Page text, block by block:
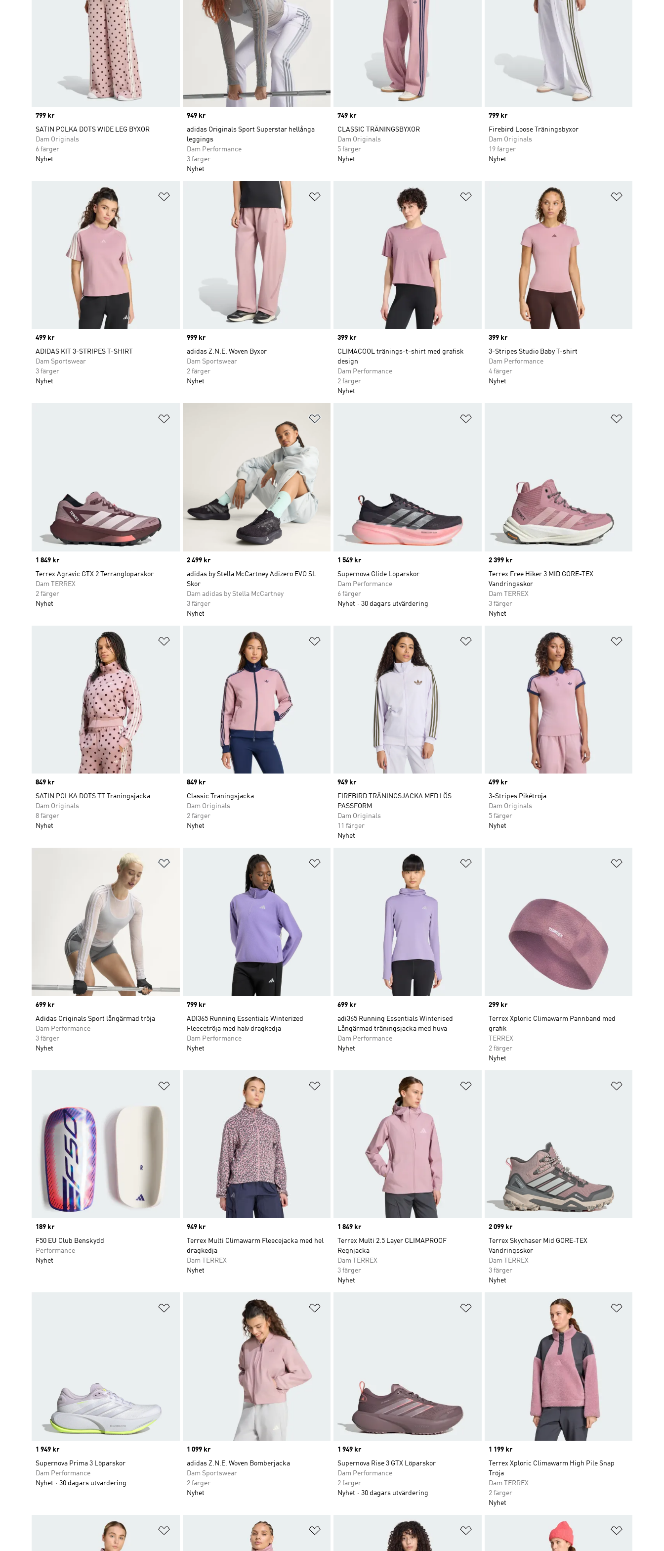
Price
799 kr
SATIN POLKA DOTS WIDE LEG BYXOR
Dam Originals
6 färger
Nyhet
Price
949 kr
adidas Originals Sport Superstar hellånga
leggings
Dam Performance
3 färger
Nyhet
Price
749 kr
CLASSIC TRÄNINGSBYXOR
Dam Originals
5 färger
Nyhet
Price
799 kr
Firebird Loose Träningsbyxor
Dam Originals
19 färger
Nyhet
Lägg till på önskelistan
Price
499 kr
ADIDAS KIT 3-STRIPES T-SHIRT
Dam Sportswear
3 färger
Nyhet
Lägg till på önskelistan
Price
999 kr
adidas Z.N.E. Woven Byxor
Dam Sportswear
2 färger
Nyhet
Lägg till på önskelistan
Price
399 kr
CLIMACOOL tränings-t-shirt med grafisk
design
Dam Performance
2 färger
Nyhet
Price
399 kr
3-Stripes Studio Baby T-shirt
Dam Performance
4 färger
Nyhet
Price
1 849 kr
Terrex Agravic GTX 2 Terränglöparskor
Dam TERREX
2 färger
Nyhet
Price
2 499 kr
adidas by Stella McCartney Adizero EVO SL
Skor
Dam adidas by Stella McCartney
3 färger
Nyhet
Price
1 549 kr
Supernova Glide Löparskor
Dam Performance
6 färger
Nyhet
30 dagars utvärdering
Price
2 399 kr
Terrex Free Hiker 3 MID GORE-TEX
Vandringsskor
Dam TERREX
3 färger
Nyhet
Lägg till på önskelistan
Price
849 kr
SATIN POLKA DOTS TT Träningsjacka
Dam Originals
8 färger
Nyhet
Lägg till på önskelistan
Price
849 kr
Classic Träningsjacka
Dam Originals
2 färger
Nyhet
Lägg till på önskelistan
Price
949 kr
FIREBIRD TRÄNINGSJACKA MED LÖS
PASSFORM
Dam Originals
11 färger
Nyhet
Price
499 kr
3-Stripes Pikétröja
Dam Originals
5 färger
Nyhet
Lägg till på önskelistan
Price
699 kr
Adidas Originals Sport långärmad tröja
Dam Performance
3 färger
Nyhet
Lägg till på önskelistan
Price
799 kr
ADI365 Running Essentials Winterized
Fleecetröja med halv dragkedja
Dam Performance
Nyhet
Price
699 kr
adi365 Running Essentials Winterised
Långärmad träningsjacka med huva
Dam Performance
Nyhet
Price
299 kr
Terrex Xploric Climawarm Pannband med
grafik
TERREX
2 färger
Nyhet
Lägg till på önskelistan
Price
189 kr
F50 EU Club Benskydd
Performance
Nyhet
Lägg till på önskelistan
Price
949 kr
Terrex Multi Climawarm Fleecejacka med hel
dragkedja
Dam TERREX
Nyhet
Price
1 849 kr
Terrex Multi 2.5 Layer CLIMAPROOF
Regnjacka
Dam TERREX
3 färger
Nyhet
Price
2 099 kr
Terrex Skychaser Mid GORE-TEX
Vandringsskor
Dam TERREX
3 färger
Nyhet
Lägg till på önskelistan
Price
1 949 kr
Supernova Prima 3 Löparskor
Dam Performance
Nyhet
30 dagars utvärdering
Price
1 099 kr
adidas Z.N.E. Woven Bomberjacka
Dam Sportswear
2 färger
Nyhet
Lägg till på önskelistan
Price
1 949 kr
Supernova Rise 3 GTX Löparskor
Dam Performance
2 färger
Nyhet
30 dagars utvärdering
Price
1 199 kr
Terrex Xploric Climawarm High Pile Snap
Tröja
Dam TERREX
2 färger
Nyhet
Lägg till på önskelistan Lägg till på önskelistan Lägg till på önskelistan